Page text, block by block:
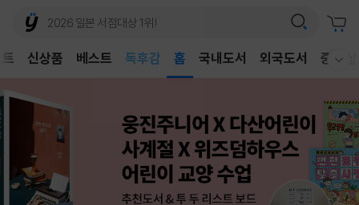
신상품 베스트
어린이
어린이
홈 국내도서 외국도서 중고샵